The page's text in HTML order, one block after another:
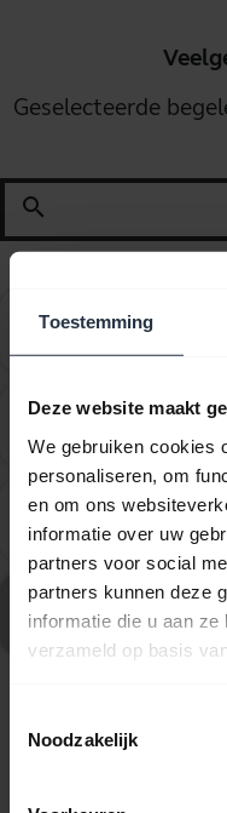
Toestemming
Deze website maakt
We gebruiken cookies
personaliseren, om
en om ons
informatie over uw
partners voor social
partners kunnen deze
informatie die u aan
verzameld op basis
Noodzakelijk
Geselecteerde
search
Hoe kan ik
Hoe verander ik de
headset?
Welke Jabra-kabel
met Avaya 1600 en
Ga naar alle
Mono IP